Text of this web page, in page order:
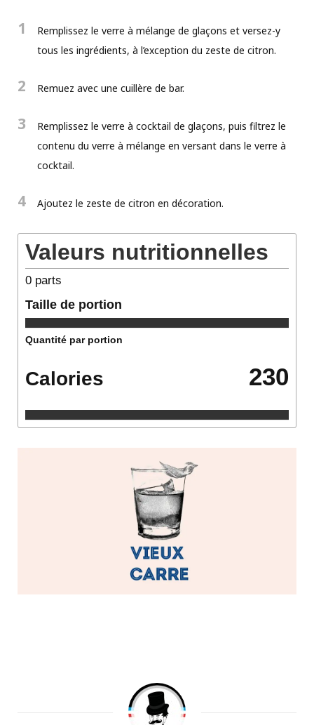
1
Remplissez le verre à mélange de glaçons et versez-y
tous les ingrédients, à l’exception du zeste de citron.
2 Remuez avec une cuillère de bar.
3
Remplissez le verre à cocktail de glaçons, puis filtrez le
contenu du verre à mélange en versant dans le verre à
cocktail.
4 Ajoutez le zeste de citron en décoration.
Valeurs nutritionnelles
0 parts
Taille de portion
Quantité par portion
Calories 230